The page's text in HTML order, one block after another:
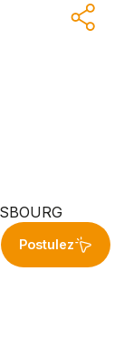
Postulez